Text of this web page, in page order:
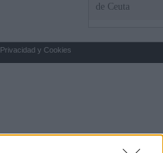
de Ceuta
Privacidad y Cookies